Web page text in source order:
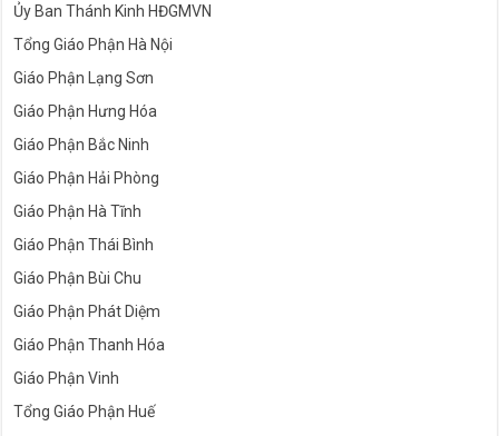
Ủy Ban Thánh Kinh HĐGMVN
Tổng Giáo Phận Hà Nội
Giáo Phận Lạng Sơn
Giáo Phận Hưng Hóa
Giáo Phận Bắc Ninh
Giáo Phận Hải Phòng
Giáo Phận Hà Tĩnh
Giáo Phận Thái Bình
Giáo Phận Bùi Chu
Giáo Phận Phát Diệm
Giáo Phận Thanh Hóa
Giáo Phận Vinh
Tổng Giáo Phận Huế